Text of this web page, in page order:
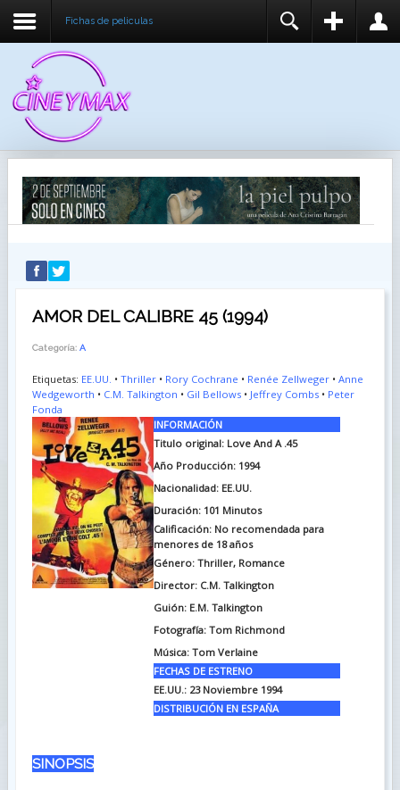
Fichas de peliculas
RECUÉRDEME
IDENTIFICARSE
REGISTER
AMOR DEL CALIBRE 45 (1994)
Categoría: A
Etiquetas: EE.UU. • Thriller• Rory Cochrane • Renée Zellweger• Anne
Wedgeworth • C.M. Talkington • Gil Bellows• Jeffrey Combs• Peter
Fonda
INFORMACIÓN
Titulo original: Love And A .45
Año Producción: 1994
Nacionalidad: EE.UU.
Duración: 101 Minutos
Calificación: No recomendada para
menores de 18 años
Género: Thriller, Romance
Director: C.M. Talkington
Guión: E.M. Talkington
Fotografía: Tom Richmond
Música: Tom Verlaine
FECHAS DE ESTRENO
EE.UU.: 23 Noviembre 1994
DISTRIBUCIÓN EN ESPAÑA
SINOPSIS